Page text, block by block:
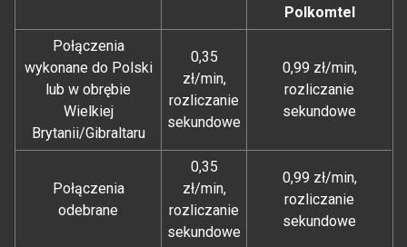
Polkomtel
Połączenia
wykonane do Polski
lub w obrębie
Wielkiej
Brytanii/Gibraltaru
0,35
zł/min,
rozliczanie
sekundowe
0,99 zł/min,
rozliczanie
sekundowe
Połączenia
odebrane
0,35
zł/min,
rozliczanie
sekundowe
0,99 zł/min,
rozliczanie
sekundowe